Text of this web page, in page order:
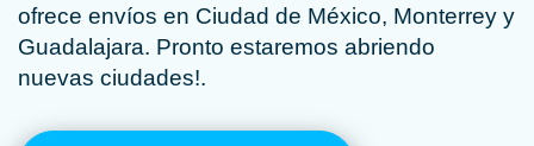
ofrece envíos en Ciudad de México, Monterrey y
Guadalajara. Pronto estaremos abriendo
nuevas ciudades!.